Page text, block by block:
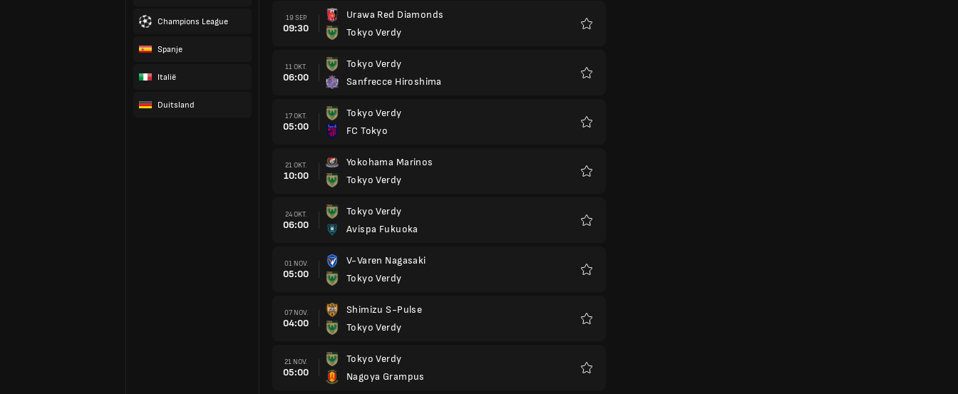
Champions League
Spanje
Italië
Duitsland
19 SEP.
09:30
Urawa Red Diamonds
Tokyo Verdy
11 OKT.
06:00
Tokyo Verdy
Sanfrecce Hiroshima
17 OKT.
05:00
Tokyo Verdy
FC Tokyo
21 OKT.
10:00
Yokohama Marinos
Tokyo Verdy
24 OKT.
06:00
Tokyo Verdy
Avispa Fukuoka
01 NOV.
05:00
V-Varen Nagasaki
Tokyo Verdy
07 NOV.
04:00
Shimizu S-Pulse
Tokyo Verdy
21 NOV.
05:00
Tokyo Verdy
Nagoya Grampus